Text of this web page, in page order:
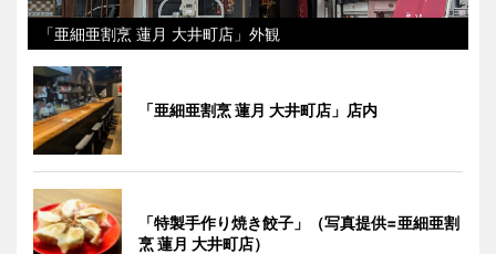
「亜細亜割烹 蓮月 大井町店」外観
「亜細亜割烹 蓮月 大井町店」店内
「特製手作り焼き餃子」（写真提供=亜細亜割
烹 蓮月 大井町店）